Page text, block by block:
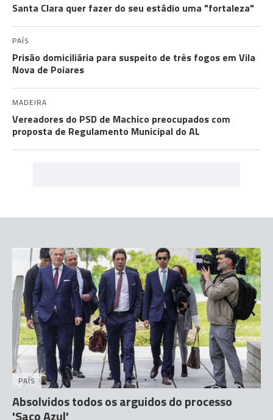
Santa Clara quer fazer do seu estádio uma "fortaleza"
PAÍS
Prisão domiciliária para suspeito de três fogos em Vila
Nova de Poiares
MADEIRA
Vereadores do PSD de Machico preocupados com
proposta de Regulamento Municipal do AL
PAÍS
Absolvidos todos os arguidos do processo
'Saco Azul'